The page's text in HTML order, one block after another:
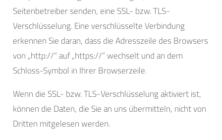
Seitenbetreiber senden, eine SSL- bzw. TLS-
Verschlüsselung. Eine verschlüsselte Verbindung
erkennen Sie daran, dass die Adresszeile des Browsers
von „http://“ auf „https://“ wechselt und an dem
Schloss-Symbol in Ihrer Browserzeile.
Wenn die SSL- bzw. TLS-Verschlüsselung aktiviert ist,
können die Daten, die Sie an uns übermitteln, nicht von
Dritten mitgelesen werden.